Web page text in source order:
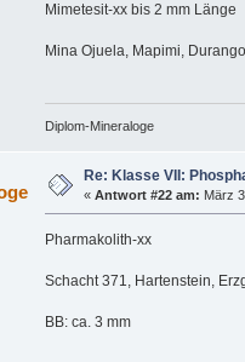
Mimetesit-xx bis 2 mm Länge
Mina Ojuela, Mapimi,
Diplom-Mineraloge
Re: Klasse VII:
« Antwort #22 am: März
Pharmakolith-xx
Schacht 371, Hartenstein,
BB: ca. 3 mm